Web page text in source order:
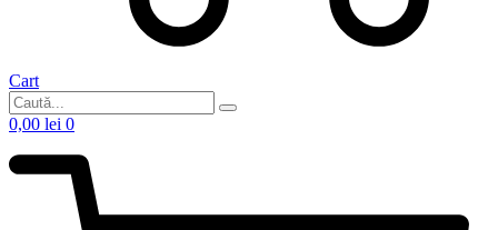
Cart
0,00 lei 0